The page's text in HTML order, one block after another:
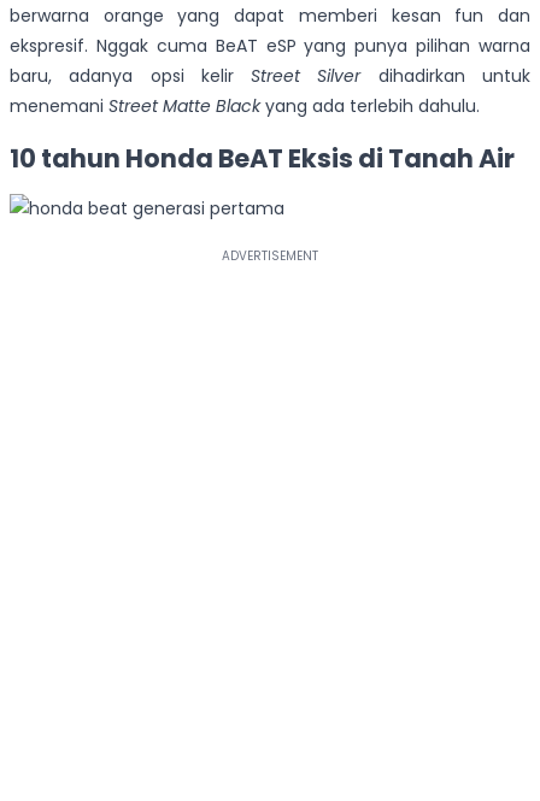
berwarna orange yang dapat memberi kesan fun dan
ekspresif. Nggak cuma BeAT eSP yang punya pilihan warna
baru, adanya opsi kelirStreet Silverdihadirkan untuk
menemani Street Matte Blackyang ada terlebih dahulu.
10 tahun Honda BeAT Eksis di Tanah Air